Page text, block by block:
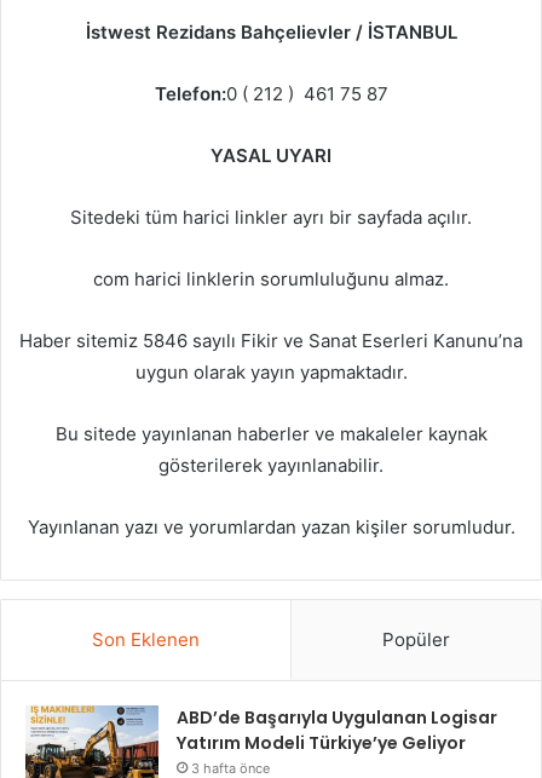
İstwest Rezidans Bahçelievler / İSTANBUL
Telefon:0 ( 212 ) 461 75 87
YASAL UYARI
Sitedeki tüm harici linkler ayrı bir sayfada açılır.
com harici linklerin sorumluluğunu almaz.
Haber sitemiz 5846 sayılı Fikir ve Sanat Eserleri Kanunu’na
uygun olarak yayın yapmaktadır.
Bu sitede yayınlanan haberler ve makaleler kaynak
gösterilerek yayınlanabilir.
Yayınlanan yazı ve yorumlardan yazan kişiler sorumludur.
Son Eklenen Popüler
ABD’de Başarıyla Uygulanan Logisar
Yatırım Modeli Türkiye’ye Geliyor
3 hafta önce